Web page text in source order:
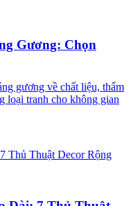
Gương: Chọn
gương về chất liệu, thẩm
loại tranh cho không gian